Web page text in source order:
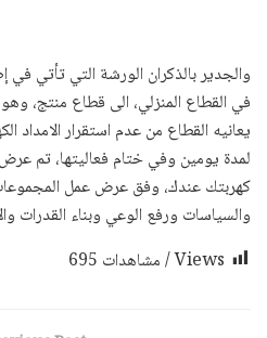
والجدير بالذكران الورشة التي تأتي في
في القطاع المنزلي، الى قطاع منتج،
يعانيه القطاع من عدم استقرار الامداد
لمدة يومين وفي ختام فعاليتها، تم عرض
كهربتك عندك، وفق عرض عمل
والسياسات ورفع الوعي وبناء القدرات
Views / مشاهدات
695